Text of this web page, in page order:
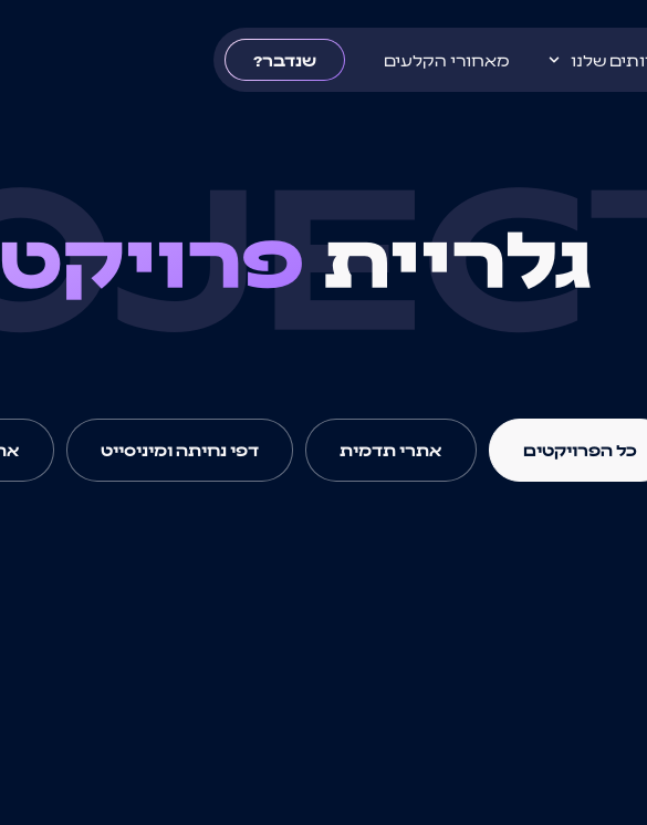
שלנו מאחורי הקלעים שנדבר?
גלריית
כל הפרויקטים אתרי תדמית דפי נחיתה ומיניסייט